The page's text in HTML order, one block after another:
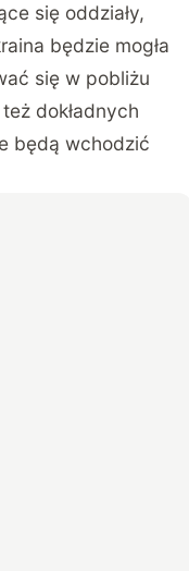
się oddziały,
będzie mogła
się w pobliżu
dokładnych
będą wchodzić